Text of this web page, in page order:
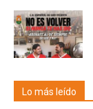
Lo más leído